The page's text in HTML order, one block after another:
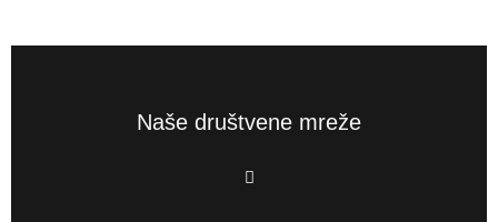
Naše društvene mreže
F
a